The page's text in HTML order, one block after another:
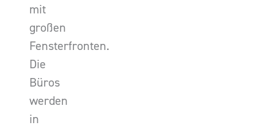
mit
großen
Fensterfronten.
Die
Büros
werden
in